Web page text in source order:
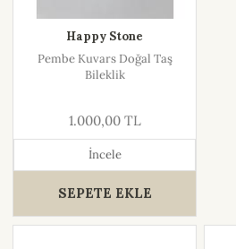
Happy Stone
Pembe Kuvars Doğal Taş
Bileklik
1.000,00 TL
İncele
SEPETE EKLE